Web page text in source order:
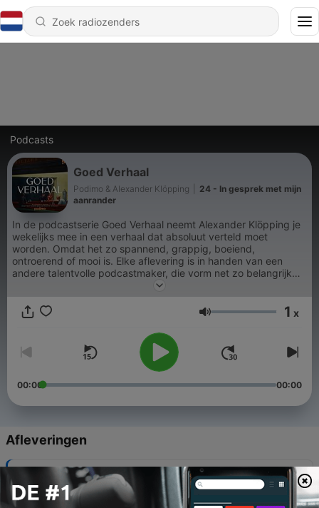
Podcasts
Goed Verhaal
Podimo & Alexander Klöpping
24 - In gesprek met mijn
aanrander
In de podcastserie Goed Verhaal neemt Alexander Klöpping je
wekelijks mee in een verhaal dat absoluut verteld moet
worden. Omdat het zo spannend, grappig, boeiend,
ontroerend of mooi is. Elke aflevering is in handen van een
andere talentvolle podcastmaker, die vorm net zo belangrijk
vindt als inhoud. Laat je meevoeren en houd je oren gespitst.
Volume 1 x
00:00 00:00
Afleveringen
In gesprek met mijn aanrander
21 sep. 2023